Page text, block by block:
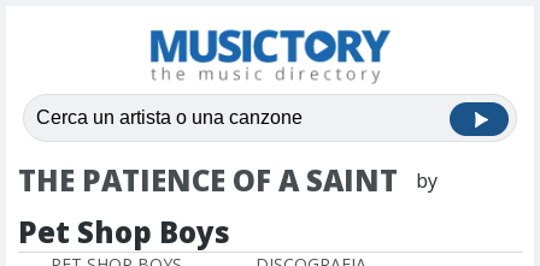
THE PATIENCE OF A SAINT by
Pet Shop Boys